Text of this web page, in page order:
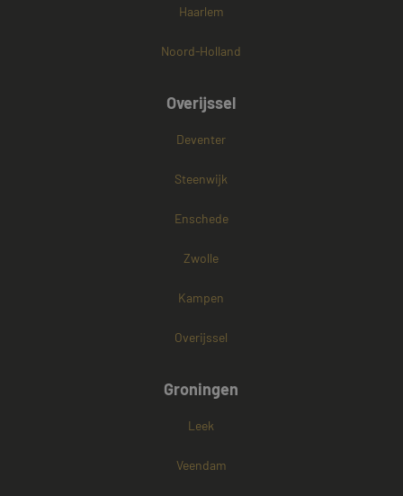
Haarlem
Noord-Holland
Overijssel
Deventer
Steenwijk
Enschede
Zwolle
Kampen
Overijssel
Groningen
Leek
Veendam